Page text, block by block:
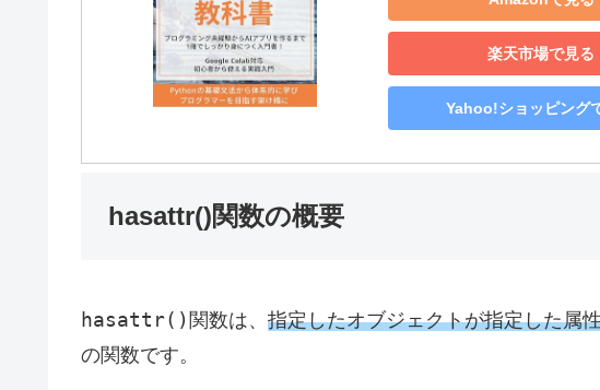
楽天市場で見る
Yahoo!ショッピング
hasattr()関数の概要
hasattr() 関数は、 指定したオブジェクトが指定した属
の関数です。